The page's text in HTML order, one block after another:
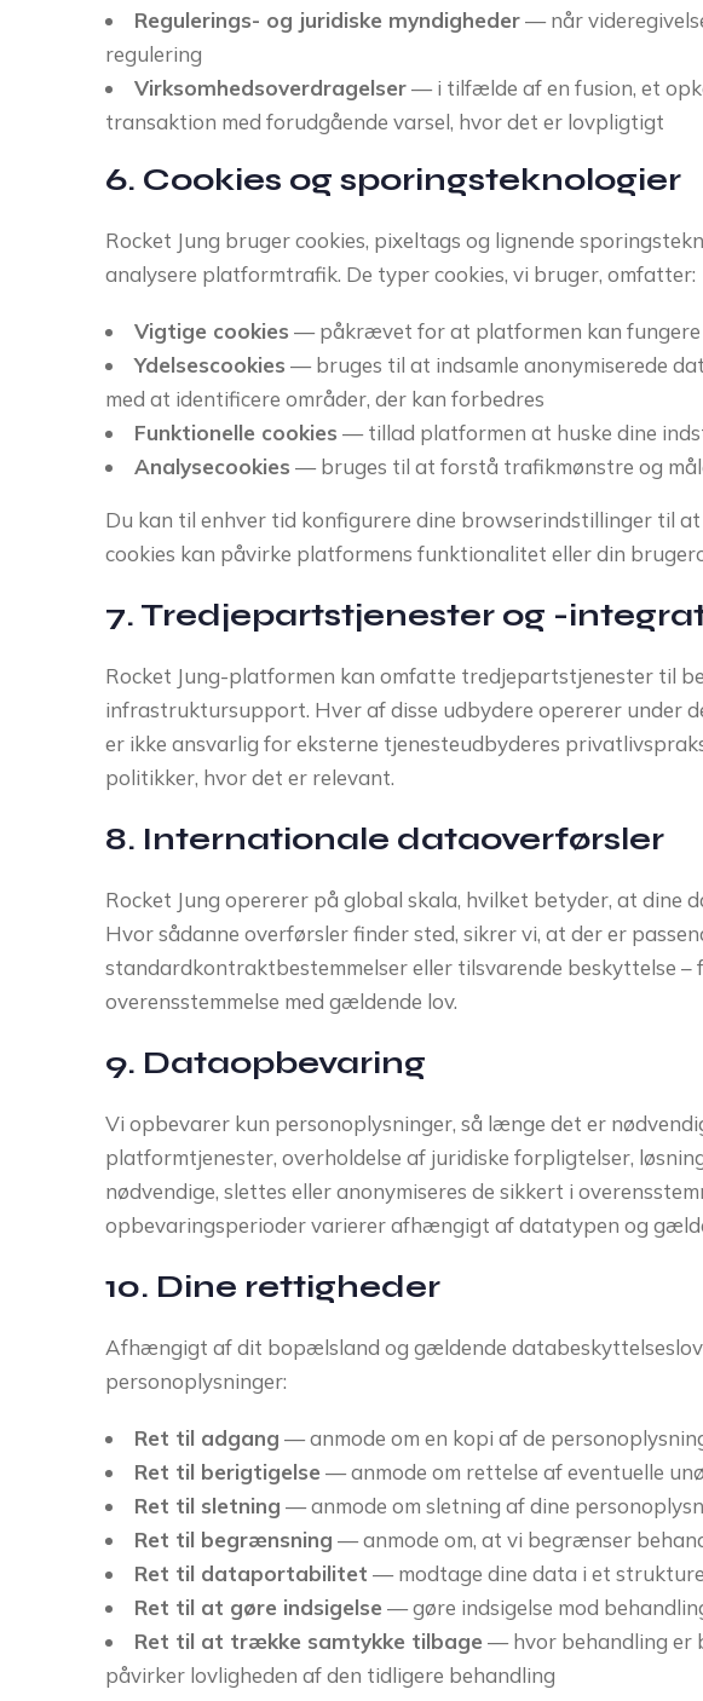
Regulerings- og juridiske myndigheder— når
regulering
Virksomhedsoverdragelser— i tilfælde af en fusion, et
transaktion med forudgående varsel, hvor det er lovpligtigt
6. Cookies og sporingsteknologier
Rocket Jung bruger cookies, pixeltags og lignende
analysere platformtrafik. De typer cookies, vi bruger, omfatter:
Vigtige cookies — påkrævet for at platformen kan fungere
Ydelsescookies — bruges til at indsamle anonymiserede
med at identificere områder, der kan forbedres
Funktionelle cookies — tillad platformen at huske dine
Analysecookies — bruges til at forstå trafikmønstre og
Du kan til enhver tid konfigurere dine browserindstillinger til
cookies kan påvirke platformens funktionalitet eller din
7. Tredjepartstjenester og -
Rocket Jung-platformen kan omfatte tredjepartstjenester til
infrastruktursupport. Hver af disse udbydere opererer under
er ikke ansvarlig for eksterne tjenesteudbyderes
politikker, hvor det er relevant.
8. Internationale dataoverførsler
Rocket Jung opererer på global skala, hvilket betyder, at
Hvor sådanne overførsler finder sted, sikrer vi, at der er
standardkontraktbestemmelser eller tilsvarende beskyttelse
overensstemmelse med gældende lov.
9. Dataopbevaring
Vi opbevarer kun personoplysninger, så længe det er
platformtjenester, overholdelse af juridiske forpligtelser,
nødvendige, slettes eller anonymiseres de sikkert i
opbevaringsperioder varierer afhængigt af datatypen og
10. Dine rettigheder
Afhængigt af dit bopælsland og gældende
personoplysninger:
Ret til adgang — anmode om en kopi af de
Ret til berigtigelse — anmode om rettelse af eventuelle
Ret til sletning — anmode om sletning af dine
Ret til begrænsning — anmode om, at vi begrænser
Ret til dataportabilitet — modtage dine data i et
Ret til at gøre indsigelse — gøre indsigelse mod
Ret til at trække samtykke tilbage — hvor behandling er
påvirker lovligheden af den tidligere behandling